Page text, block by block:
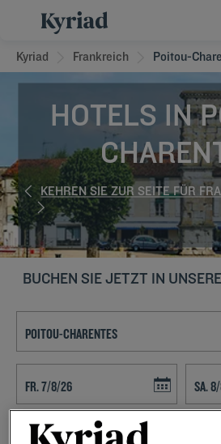
Kyriad Frankreich Poitou-
HOTELS IN
KEHREN SIE ZUR SEITE FÜR
BUCHEN SIE JETZT IN
Navigate forward to interact with the